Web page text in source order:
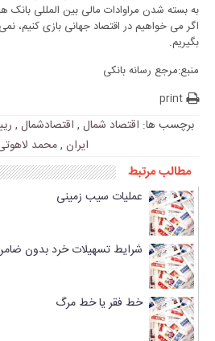
به بسته شدن مراوادات مالی بین المللی بانک
اگر می خواهیم در اقتصاد جهانی بازی کنیم، نمی
بگیریم.
منبع:مرجع رسانه بانکی
print
برچسب ها: اقتصاد شمال , اقتصادشمال ,
ایران ,محمد
مطالب مرتبط
عملیات سیب زمینی
شرایط تسهیلات خرد بدون
خط فقر یا خط مرگ